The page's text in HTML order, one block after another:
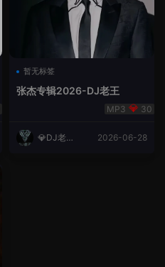
暂无标签
张杰专辑2026-DJ老王
30
💎DJ老王
2026-06-28